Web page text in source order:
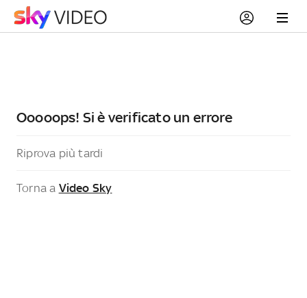
Ooooops! Si è verificato un errore
Riprova più tardi
Torna a Video Sky